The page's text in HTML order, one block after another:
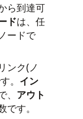
ら到達可
ドは、任
ードで
ンク(ノ
。 イン
アウト
す。